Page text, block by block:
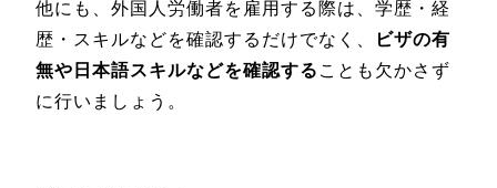
他にも、外国人労働者を雇用する際は、学歴・経
歴・スキルなどを確認するだけでなく、
ビザの有
無や日本語スキルなどを確認する ことも欠かさず
に行いましょう。